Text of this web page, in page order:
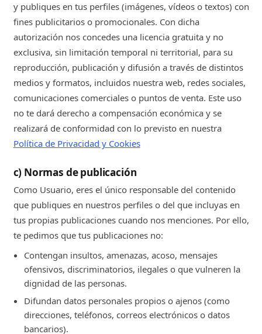
y publiques en tus perfiles (imágenes, vídeos o textos) con
fines publicitarios o promocionales. Con dicha
autorización nos concedes una licencia gratuita y no
exclusiva, sin limitación temporal ni territorial, para su
reproducción, publicación y difusión a través de distintos
medios y formatos, incluidos nuestra web, redes sociales,
comunicaciones comerciales o puntos de venta. Este uso
no te dará derecho a compensación económica y se
realizará de conformidad con lo previsto en nuestra
Política de Privacidad y Cookies
c) Normas de publicación
Como Usuario, eres el único responsable del contenido
que publiques en nuestros perfiles o del que incluyas en
tus propias publicaciones cuando nos menciones. Por ello,
te pedimos que tus publicaciones no:
Contengan insultos, amenazas, acoso, mensajes
ofensivos, discriminatorios, ilegales o que vulneren la
dignidad de las personas.
Difundan datos personales propios o ajenos (como
direcciones, teléfonos, correos electrónicos o datos
bancarios).